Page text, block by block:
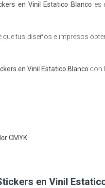
en Vinil Estatico Blanco es
que tus diseños e impresos
en Vinil Estatico Blanco con
CMYK
en Vinil